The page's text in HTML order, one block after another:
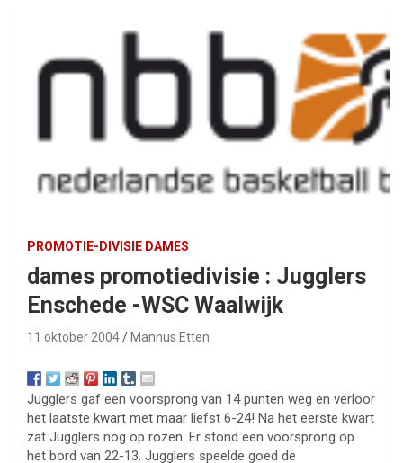
PROMOTIE-DIVISIE DAMES
dames promotiedivisie : Jugglers
Enschede -WSC Waalwijk
11 oktober 2004 Mannus Etten
Jugglers gaf een voorsprong van 14 punten weg en verloor
het laatste kwart met maar liefst 6-24! Na het eerste kwart
zat Jugglers nog op rozen. Er stond een voorsprong op
het bord van 22-13. Jugglers speelde goed de